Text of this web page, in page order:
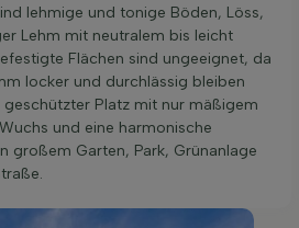
lehmige und tonige Böden, Löss,
Lehm mit neutralem bis leicht
Flächen sind ungeeignet, da
locker und durchlässig bleiben
geschützter Platz mit nur mäßigem
und eine harmonische
großem Garten, Park, Grünanlage